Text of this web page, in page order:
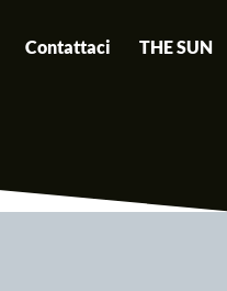
Contattaci THE SUN